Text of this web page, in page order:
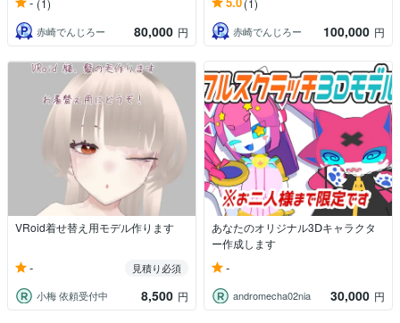
赤崎でんじろー 80,000 円 赤崎でんじろー 100,000 円
VRoid着せ替え用モデル作ります
-
見積り必須
小梅 依頼受付中
8,500 円
あなたのオリジナル3Ⅾキャラクタ
ー作成します
-
andromecha02nia 30,000 円